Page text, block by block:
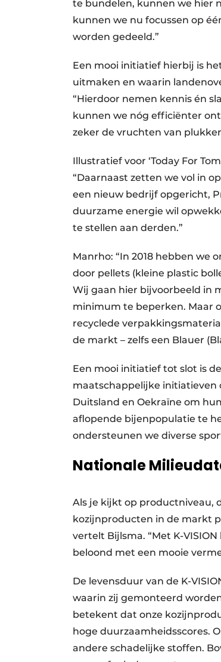
te bundelen, kunnen we hier
kunnen we nu focussen op
worden gedeeld.”
Een mooi initiatief hierbij is
uitmaken en waarin
“Hierdoor nemen kennis én
kunnen we nóg efficiënter
zeker de vruchten van
Illustratief voor ‘Today For
“Daarnaast zetten we vol in
een nieuw bedrijf opgericht,
duurzame energie wil
te stellen aan derden.”
Manrho: “In 2018 hebben we
door pellets (kleine plastic
Wij gaan hier bijvoorbeeld in
minimum te beperken. Maar
recyclede
de markt – zelfs een Blauer
Een mooi initiatief tot slot is
maatschappelijke initiatieven
Duitsland en Oekraïne om
aflopende bijenpopulatie te
ondersteunen we diverse
Nationale
Als je kijkt op productniveau,
kozijnproducten in de markt
vertelt Bijlsma. “Met K-
beloond met een mooie
De levensduur van de K-
waarin zij gemonteerd
betekent dat onze
hoge duurzaamheidsscores.
andere schadelijke stoffen.